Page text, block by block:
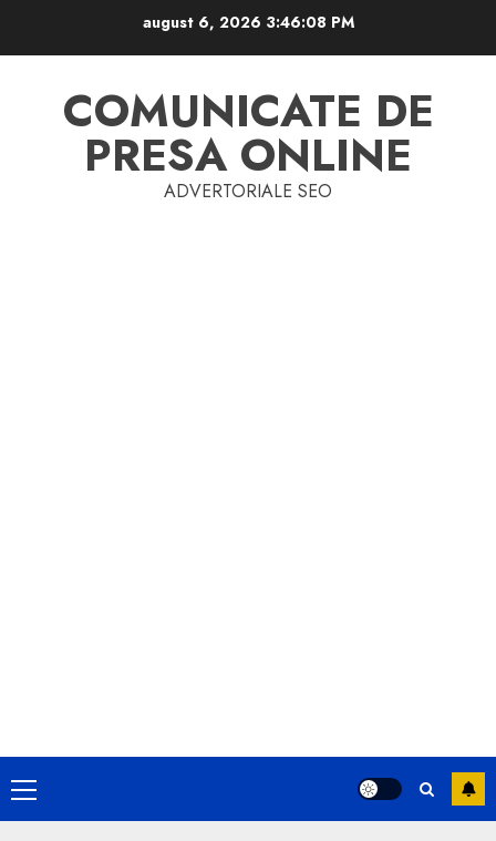
august 6, 2026 3:46:08 PM
COMUNICATE DE
PRESA ONLINE
ADVERTORIALE SEO
Primary
Menu